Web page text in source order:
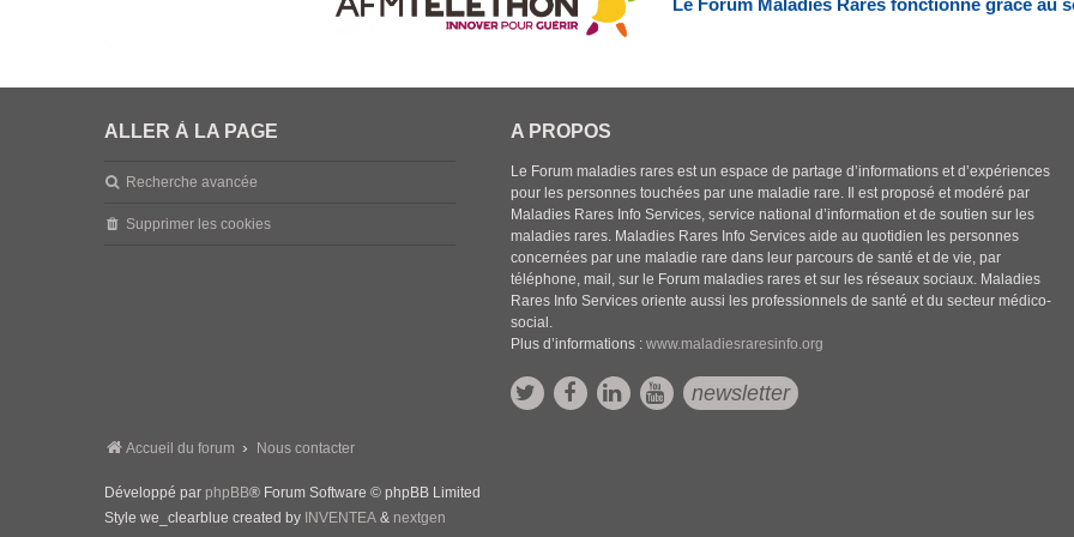
Le Forum Maladies Rares fonctionne grâce au
ALLER À LA PAGE
Recherche avancée
Supprimer les cookies
A PROPOS
Le Forum maladies rares est un espace de partage d’informations et d’expériences
pour les personnes touchées par une maladie rare. Il est proposé et modéré par
Maladies Rares Info Services, service national d’information et de soutien sur les
maladies rares. Maladies Rares Info Services aide au quotidien les personnes
concernées par une maladie rare dans leur parcours de santé et de vie, par
téléphone, mail, sur le Forum maladies rares et sur les réseaux sociaux. Maladies
Rares Info Services oriente aussi les professionnels de santé et du secteur médico-
social.
Plus d’informations :www.maladiesraresinfo.org
newsletter
Accueil du forum Nous contacter
Développé par phpBB® Forum Software © phpBB Limited
Style we_clearblue created by INVENTEA & nextgen